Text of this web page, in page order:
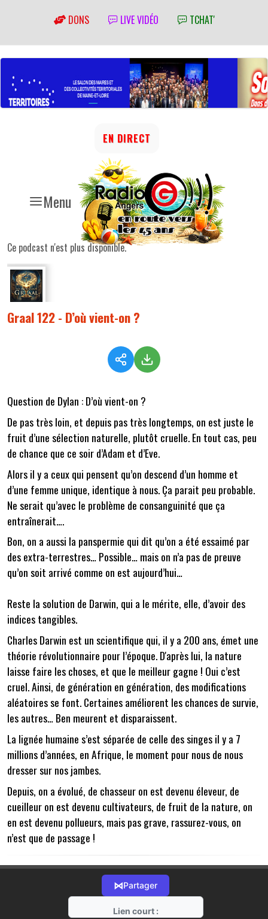
DONS LIVE VIDÉO TCHAT'
Menu
EN DIRECT
Ce podcast n'est plus disponible.
Graal 122 - D’où vient-on ?
Question de Dylan : D’où vient-on ?
De pas très loin, et depuis pas très longtemps, on est juste le
fruit d’une sélection naturelle, plutôt cruelle. En tout cas, peu
de chance que ce soir d’Adam et d’Eve.
Alors il y a ceux qui pensent qu’on descend d’un homme et
d’une femme unique, identique à nous. Ça parait peu probable.
Ne serait qu’avec le problème de consanguinité que ça
entraînerait….
Bon, on a aussi la panspermie qui dit qu’on a été essaimé par
des extra-terrestres… Possible… mais on n’a pas de preuve
qu’on soit arrivé comme on est aujourd’hui…
Reste la solution de Darwin, qui a le mérite, elle, d’avoir des
indices tangibles.
Charles Darwin est un scientifique qui, il y a 200 ans, émet une
théorie révolutionnaire pour l’époque. D'après lui, la nature
laisse faire les choses, et que le meilleur gagne ! Oui c’est
cruel. Ainsi, de génération en génération, des modifications
aléatoires se font. Certaines améliorent les chances de survie,
les autres… Ben meurent et disparaissent.
La lignée humaine s’est séparée de celle des singes il y a 7
millions d’années, en Afrique, le moment pour nous de nous
dresser sur nos jambes.
Depuis, on a évolué, de chasseur on est devenu éleveur, de
cueilleur on est devenu cultivateurs, de fruit de la nature, on
en est devenu pollueurs, mais pas grave, rassurez-vous, on
n’est que de passage !
⋈Partager
Lien court :